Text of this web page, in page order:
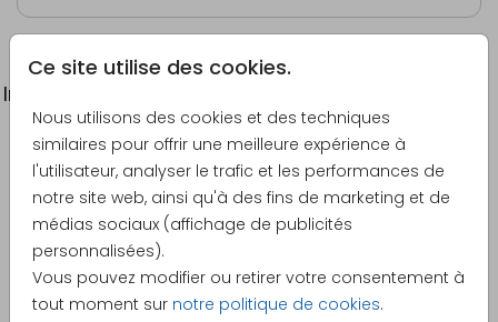
Ce site utilise des cookies.
Nous utilisons des cookies et des techniques
similaires pour offrir une meilleure expérience à
l'utilisateur, analyser le trafic et les performances de
notre site web, ainsi qu'à des fins de marketing et de
médias sociaux (affichage de publicités
personnalisées).
Vous pouvez modifier ou retirer votre consentement à
tout moment sur notre politique de cookies.
Informations du produit
Description
Faire-part de naissance avec grande photo et nom
en beige.
Créateur
June & Berry